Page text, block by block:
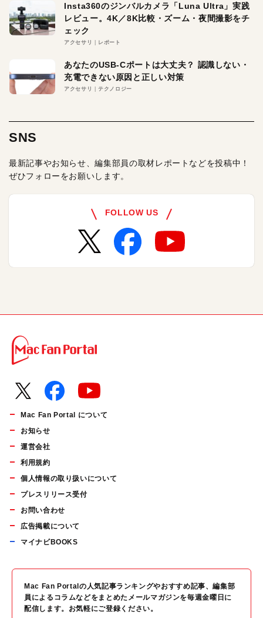
Insta360のジンバルカメラ「Luna Ultra」実践
レビュー。4K／8K比較・ズーム・夜間撮影をチ
ェック
アクセサリ レポート
あなたのUSB-Cポートは大丈夫？ 認識しない・
充電できない原因と正しい対策
アクセサリ テクノロジー
SNS
最新記事やお知らせ、編集部員の取材レポートなどを投稿中！
ぜひフォローをお願いします。
FOLLOW US
Mac Fan Portal について
お知らせ
運営会社
利用規約
個人情報の取り扱いについて
プレスリリース受付
お問い合わせ
広告掲載について
マイナビBOOKS
Mac Fan Portalの人気記事ランキングやおすすめ記事、編集部
員によるコラムなどをまとめたメールマガジンを毎週金曜日に
配信します。お気軽にご登録ください。